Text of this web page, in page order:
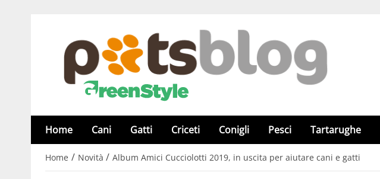
Home Cani Gatti Criceti Conigli Pesci Tartarughe
Home / Novità / Album Amici Cucciolotti 2019, in uscita per aiutare cani e gatti